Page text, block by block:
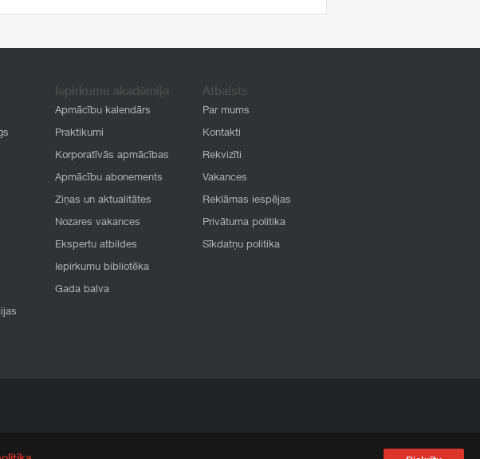
Iepirkumu akadēmija
Apmācību kalendārs
Praktikumi
Korporatīvās apmācības
Apmācību abonements
Ziņas un aktualitātes
Nozares vakances
Ekspertu atbildes
Iepirkumu bibliotēka
Gada balva
Atbalsts
Par mums
Kontakti
Rekvizīti
Vakances
Reklāmas iespējas
Privātuma politika
Sīkdatņu politika